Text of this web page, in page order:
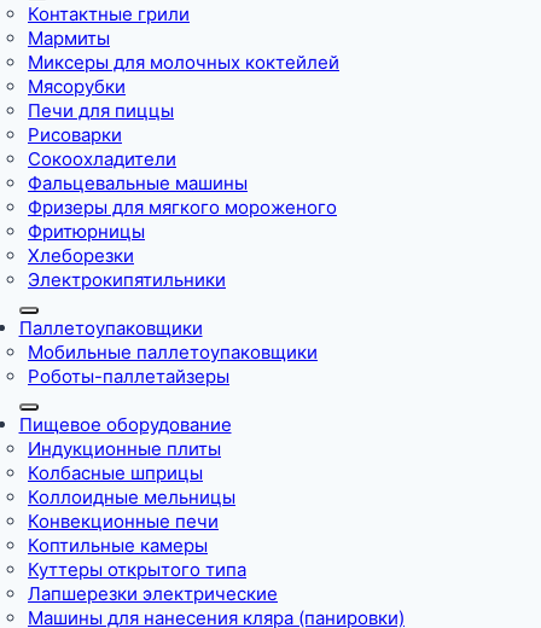
Контактные грили
Мармиты
Миксеры для молочных коктейлей
Мясорубки
Печи для пиццы
Рисоварки
Сокоохладители
Фальцевальные машины
Фризеры для мягкого мороженого
Фритюрницы
Хлеборезки
Электрокипятильники
Паллетоупаковщики
Мобильные паллетоупаковщики
Роботы-паллетайзеры
Пищевое оборудование
Индукционные плиты
Колбасные шприцы
Коллоидные мельницы
Конвекционные печи
Коптильные камеры
Куттеры открытого типа
Лапшерезки электрические
Машины для нанесения кляра (панировки)